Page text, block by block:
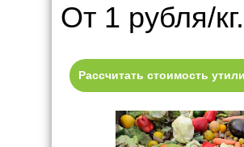
От 1 рубля/кг.
Рассчитать стоимость